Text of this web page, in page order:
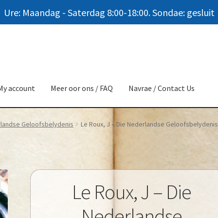
account Meer oor ons / FAQ Navrae / Contact Us
Geloofsbelydenis Le Roux, J – Die Nederlandse Geloofsbelydenis
Le Roux, J – Die
Ure: Maandag - Saterdag 8:00-18:00. Sondae: gesluit